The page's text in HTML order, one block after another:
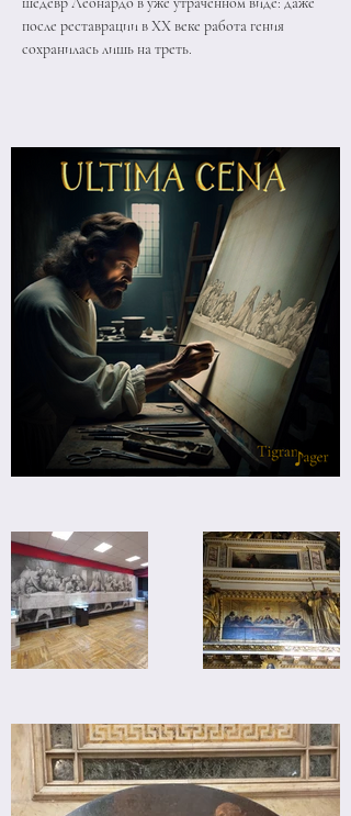
после реставрации в ХХ веке работа гения
сохранилась лишь на треть.